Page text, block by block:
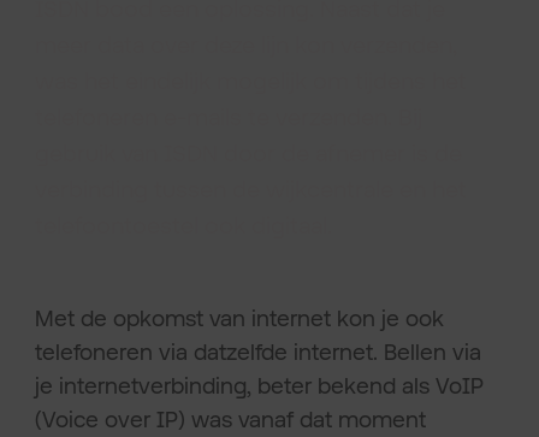
Met de opkomst van internet kon je ook
telefoneren via datzelfde internet. Bellen via
je internetverbinding, beter bekend als VoIP
(Voice over IP) was vanaf dat moment